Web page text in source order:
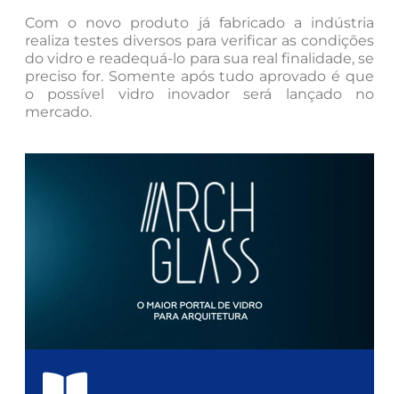
Com o novo produto já fabricado a indústria
realiza testes diversos para verificar as condições
do vidro e readequá-lo para sua real finalidade, se
preciso for. Somente após tudo aprovado é que
o possível vidro inovador será lançado no
mercado.